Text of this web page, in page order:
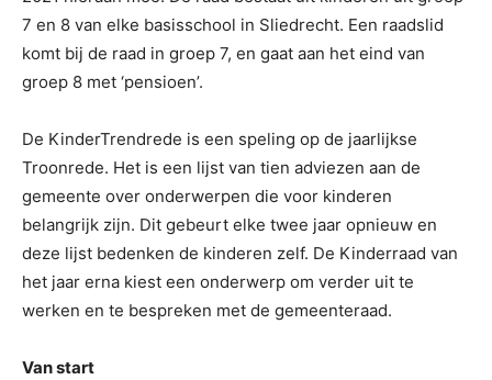
7 en 8 van elke basisschool in Sliedrecht. Een raadslid
komt bij de raad in groep 7, en gaat aan het eind van
groep 8 met ‘pensioen’.
De KinderTrendrede is een speling op de jaarlijkse
Troonrede. Het is een lijst van tien adviezen aan de
gemeente over onderwerpen die voor kinderen
belangrijk zijn. Dit gebeurt elke twee jaar opnieuw en
deze lijst bedenken de kinderen zelf. De Kinderraad van
het jaar erna kiest een onderwerp om verder uit te
werken en te bespreken met de gemeenteraad.
Van start